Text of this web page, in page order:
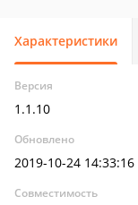
Характеристики
Версия
1.1.10
Обновлено
2019-10-24 14:33:16
Совместимость